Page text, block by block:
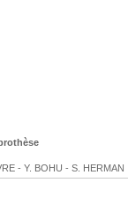
- Y. BOHU - S. HERMAN